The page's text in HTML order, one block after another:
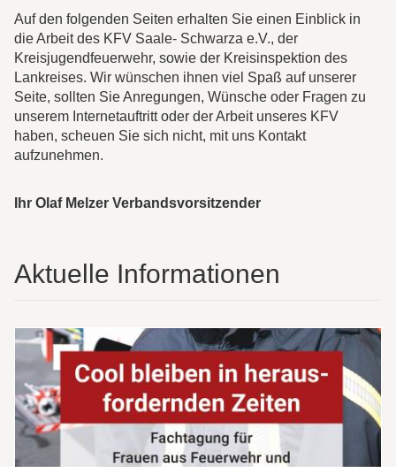
Auf den folgenden Seiten erhalten Sie einen Einblick in
die Arbeit des KFV Saale- Schwarza e.V., der
Kreisjugendfeuerwehr, sowie der Kreisinspektion des
Lankreises. Wir wünschen ihnen viel Spaß auf unserer
Seite, sollten Sie Anregungen, Wünsche oder Fragen zu
unserem Internetauftritt oder der Arbeit unseres KFV
haben, scheuen Sie sich nicht, mit uns Kontakt
aufzunehmen.
Ihr Olaf Melzer Verbandsvorsitzender
Aktuelle Informationen